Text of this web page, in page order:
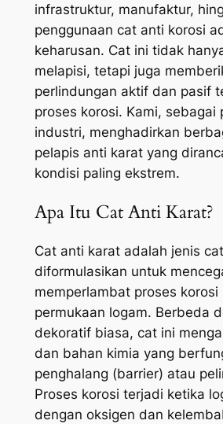
infrastruktur, manufaktur,
penggunaan cat anti korosi
keharusan. Cat ini tidak
melapisi, tetapi juga
perlindungan aktif dan pasif
proses korosi. Kami, sebagai
industri, menghadirkan
pelapis anti karat yang
kondisi paling ekstrem.
Apa Itu Cat Anti Karat?
Cat anti karat adalah jenis
diformulasikan untuk
memperlambat proses korosi
permukaan logam. Berbeda
dekoratif biasa, cat ini
dan bahan kimia yang
penghalang (barrier) atau
Proses korosi terjadi ketika
dengan oksigen dan